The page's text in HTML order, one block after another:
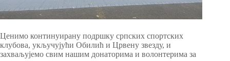
Ценимо континуирану подршку српских спортских
клубова, укључујући Обилић и Црвену звезду, и
захваљујемо свим нашим донаторима и волонтерима за